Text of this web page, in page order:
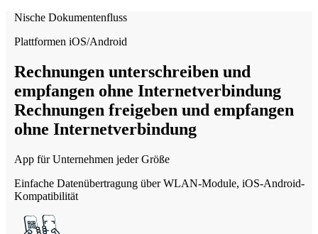
Nische Dokumentenfluss
Plattformen iOS/Android
Rechnungen unterschreiben und
empfangen ohne Internetverbindung
Rechnungen freigeben und empfangen
ohne Internetverbindung
App für Unternehmen jeder Größe
Einfache Datenübertragung über WLAN-Module, iOS-Android-
Kompatibilität